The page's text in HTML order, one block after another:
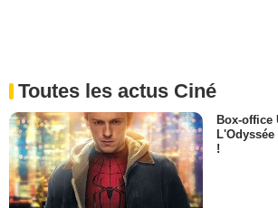
Toutes les actus Ciné
Box-office
!